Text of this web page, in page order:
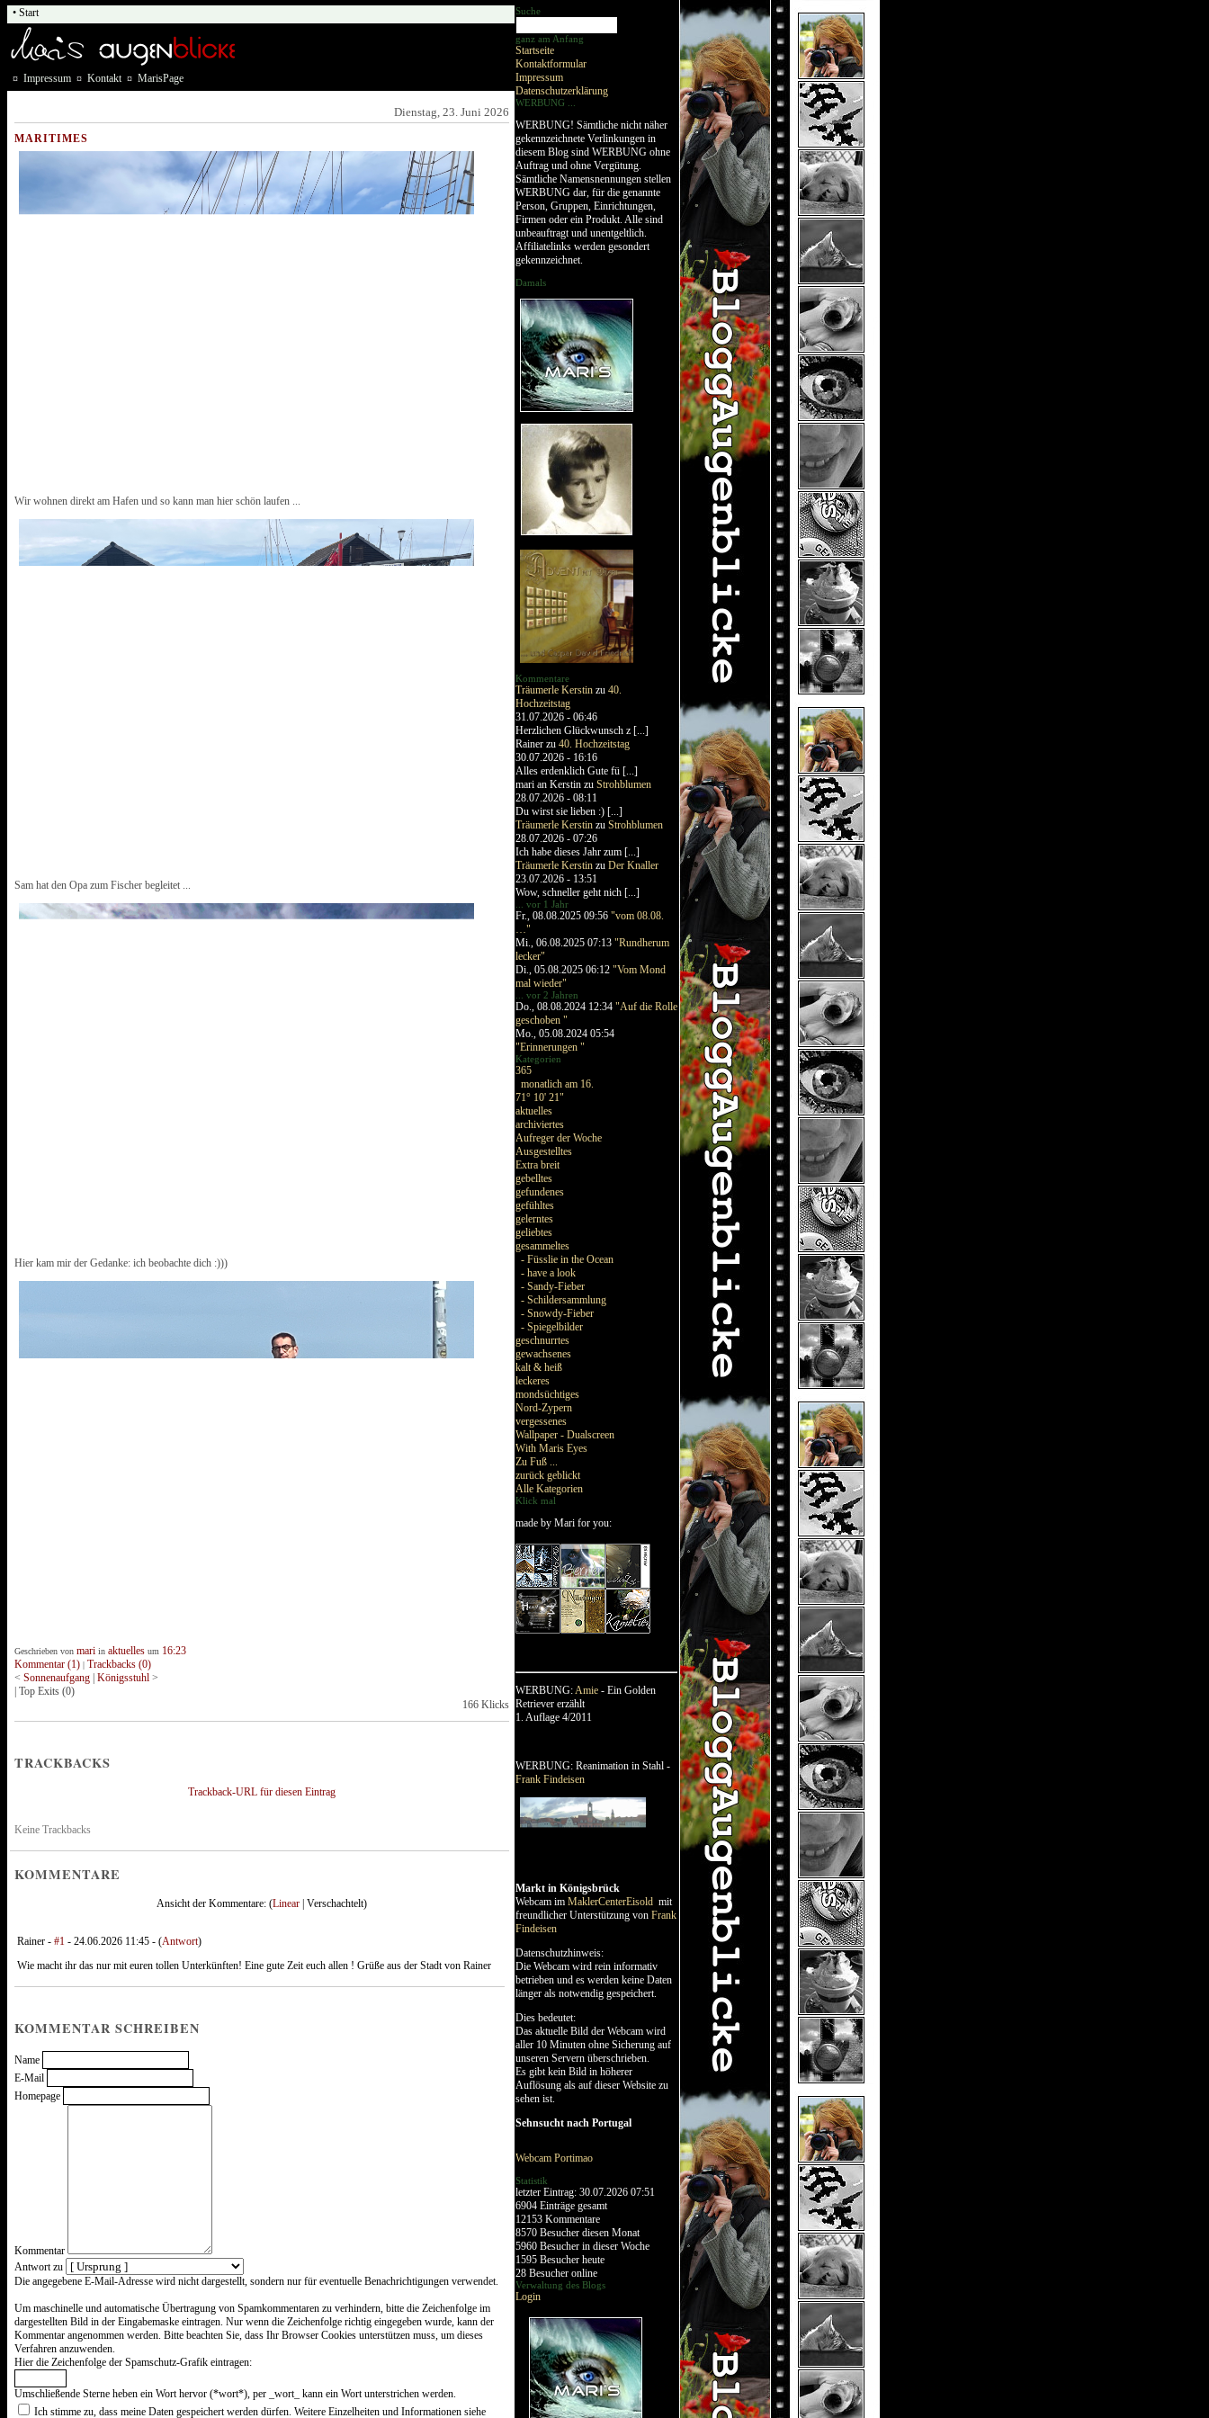
Suche
ganz am Anfang
Startseite
Kontaktformular
Impressum
Datenschutzerklärung
WERBUNG ...
WERBUNG! Sämtliche nicht näher
gekennzeichnete Verlinkungen in
diesem Blog sind WERBUNG ohne
Auftrag und ohne Vergütung.
Sämtliche Namensnennungen stellen
WERBUNG dar, für die genannte
Person, Gruppen, Einrichtungen,
Firmen oder ein Produkt. Alle sind
unbeauftragt und unentgeltlich.
Affiliatelinks werden gesondert
gekennzeichnet.
Damals
Kommentare
Träumerle Kerstin zu 40.
Hochzeitstag
31.07.2026 - 06:46
Herzlichen Glückwunsch z [...]
Rainer zu 40. Hochzeitstag
30.07.2026 - 16:16
Alles erdenklich Gute fü [...]
mari an Kerstin zu Strohblumen
28.07.2026 - 08:11
Du wirst sie lieben :) [...]
Träumerle Kerstin zu Strohblumen
28.07.2026 - 07:26
Ich habe dieses Jahr zum [...]
Träumerle Kerstin zu Der Knaller
23.07.2026 - 13:51
Wow, schneller geht nich [...]
... vor 1 Jahr
Fr., 08.08.2025 09:56 "vom 08.08.
…"
Mi., 06.08.2025 07:13 "Rundherum
lecker"
Di., 05.08.2025 06:12 "Vom Mond
mal wieder"
... vor 2 Jahren
Do., 08.08.2024 12:34 "Auf die Rolle
geschoben "
Mo., 05.08.2024 05:54
"Erinnerungen "
Kategorien
365
monatlich am 16.
71° 10' 21"
aktuelles
archiviertes
Aufreger der Woche
Ausgestelltes
Extra breit
gebelltes
gefundenes
gefühltes
gelerntes
geliebtes
gesammeltes
- Füsslie in the Ocean
- have a look
- Sandy-Fieber
- Schildersammlung
- Snowdy-Fieber
- Spiegelbilder
geschnurrtes
gewachsenes
kalt & heiß
leckeres
mondsüchtiges
Nord-Zypern
vergessenes
Wallpaper - Dualscreen
With Maris Eyes
Zu Fuß ...
zurück geblickt
Alle Kategorien
Klick mal
made by Mari for you:
WERBUNG:Amie - Ein Golden
Retriever erzählt
1. Auflage 4/2011
WERBUNG: Reanimation in Stahl -
Frank Findeisen
Markt in Königsbrück
Webcam im MaklerCenterEisold mit
freundlicher Unterstützung von Frank
Findeisen
Datenschutzhinweis:
Die Webcam wird rein informativ
betrieben und es werden keine Daten
länger als notwendig gespeichert.
Dies bedeutet:
Das aktuelle Bild der Webcam wird
aller 10 Minuten ohne Sicherung auf
unseren Servern überschrieben.
Es gibt kein Bild in höherer
Auflösung als auf dieser Website zu
sehen ist.
Sehnsucht nach Portugal
Webcam Portimao
Statistik
letzter Eintrag: 30.07.2026 07:51
6904 Einträge gesamt
12153 Kommentare
8570 Besucher diesen Monat
5960 Besucher in dieser Woche
1595 Besucher heute
28 Besucher online
Verwaltung des Blogs
Login
¤ Impressum ¤ Kontakt¤ MarisPage
Dienstag, 23. Juni 2026
MARITIMES
Wir wohnen direkt am Hafen und so kann man hier schön laufen ...
Sam hat den Opa zum Fischer begleitet ...
Hier kam mir der Gedanke: ich beobachte dich :)))
Geschrieben von mari in aktuelles um 16:23
Kommentar (1) | Trackbacks (0)
< Sonnenaufgang Königsstuhl >
Top Exits (0)
166 Klicks
TRACKBACKS
Trackback-URL für diesen Eintrag
Keine Trackbacks
KOMMENTARE
Ansicht der Kommentare: (Linear | Verschachtelt)
Rainer - #1 - 24.06.2026 11:45 - (Antwort)
Wie macht ihr das nur mit euren tollen Unterkünften! Eine gute Zeit euch allen ! Grüße aus der Stadt von Rainer
KOMMENTAR SCHREIBEN
Name
E-Mail
Homepage
Kommentar
Antwort zu
Was
Sechs
minus
Fünf?
Die angegebene E-Mail-Adresse wird nicht dargestellt, sondern nur für eventuelle Benachrichtigungen verwendet.
Um maschinelle und automatische Übertragung von Spamkommentaren zu verhindern, bitte die Zeichenfolge im
dargestellten Bild in der Eingabemaske eintragen. Nur wenn die Zeichenfolge richtig eingegeben wurde, kann der
Kommentar angenommen werden. Bitte beachten Sie, dass Ihr Browser Cookies unterstützen muss, um dieses
Verfahren anzuwenden.
Hier die Zeichenfolge der Spamschutz-Grafik eintragen:
Umschließende Sterne heben ein Wort hervor (*wort*), per _wort_ kann ein Wort unterstrichen werden.
Ich stimme zu, dass meine Daten gespeichert werden dürfen. Weitere Einzelheiten und Informationen siehe
• Start